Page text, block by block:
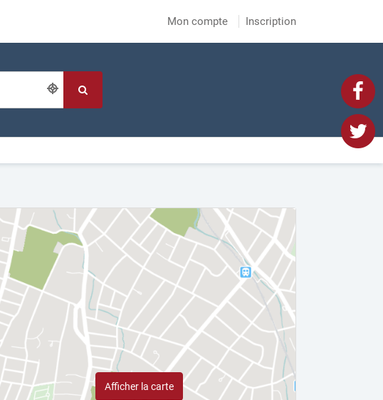
Mon compte Inscription
Afficher la carte